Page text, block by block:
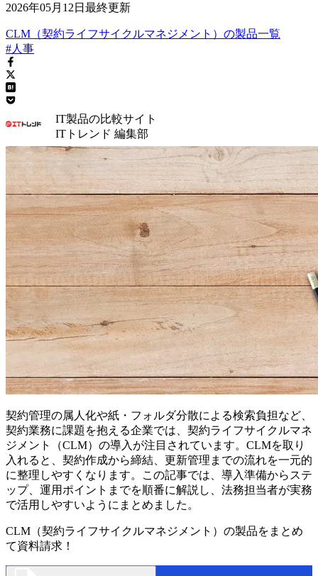
2026年05月12日 最終更新
CLM（契約ライフサイクルマネジメント） の製品一覧
#人事
IT製品の比較サイト
ITトレンド 編集部
契約管理の属人化や紙・フォルダ分散による検索負担など、
契約業務に課題を抱える企業では、契約ライフサイクルマネ
ジメント（CLM）の導入が注目されています。CLMを取り
入れると、契約作成から締結、更新管理までの流れを一元的
に整理しやすくなります。この記事では、導入準備からステ
ップ、運用ポイントまでを順番に解説し、法務担当者が実務
で活用しやすいようにまとめました。
CLM（契約ライフサイクルマネジメント）の製品をまとめ
て資料請求！